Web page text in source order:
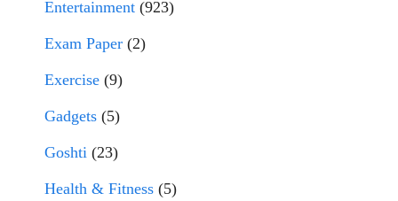
Entertainment (923)
Exam Paper (2)
Exercise (9)
Gadgets (5)
Goshti (23)
Health & Fitness (5)